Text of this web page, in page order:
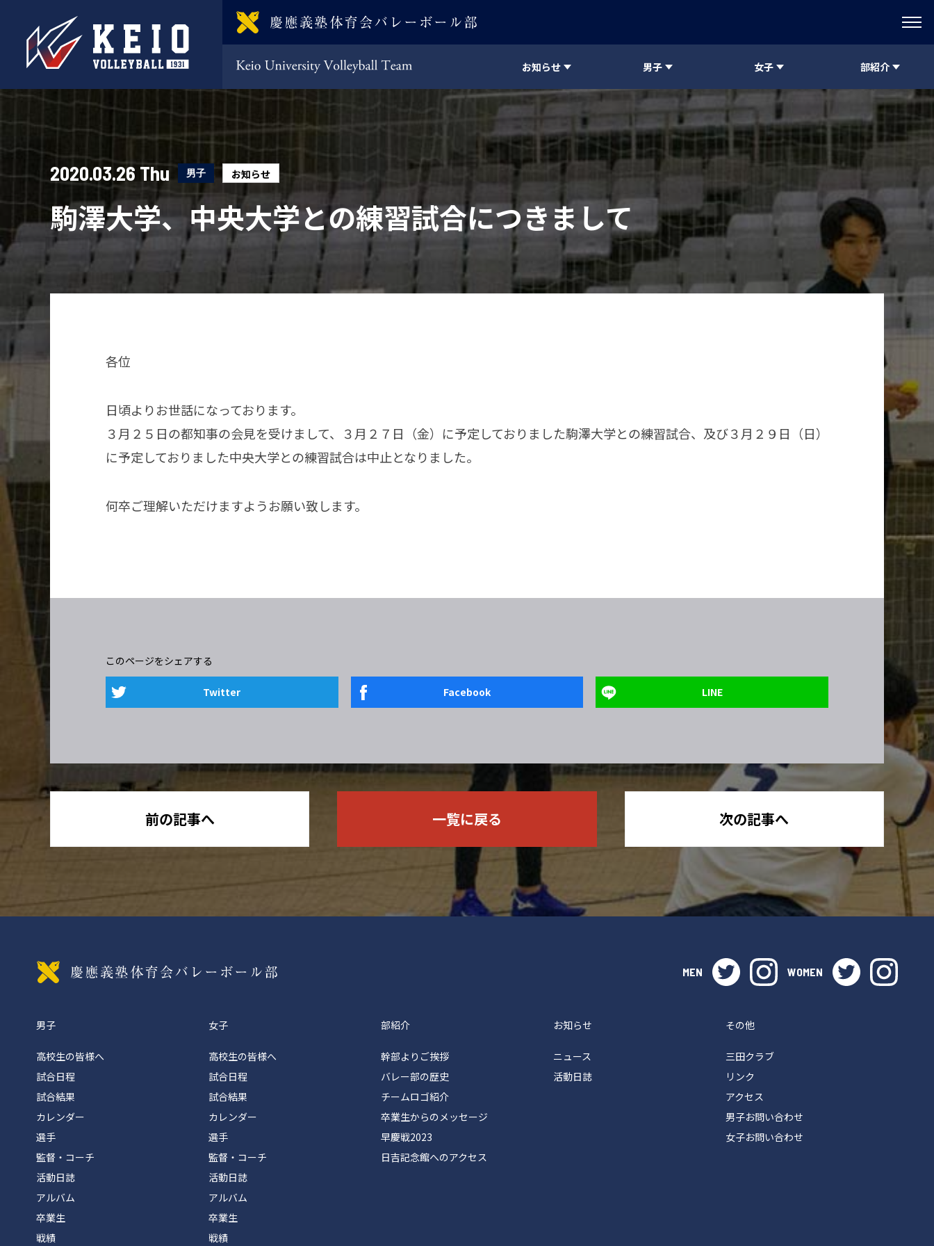
Keio University Volleyball Teamお知らせ 男子 女子 部紹介
2020.03.26 Thu 男子 お知らせ
駒澤大学、中央大学との練習試合につきまして
各位
日頃よりお世話になっております。
３月２５日の都知事の会見を受けまして、３月２７日（金）に予定しておりました駒澤大学との練習試合、及び３月２９日（日）
に予定しておりました中央大学との練習試合は中止となりました。
何卒ご理解いただけますようお願い致します。
このページをシェアする
Twitter Facebook LINE
前の記事へ 一覧に戻る 次の記事へ
MEN twitter instagram
WOMEN twitter
男子
高校生の皆様へ
試合日程
試合結果
カレンダー
選手
監督・コーチ
活動日誌
アルバム
卒業生
戦績
女子
高校生の皆様へ
試合日程
試合結果
カレンダー
選手
監督・コーチ
活動日誌
アルバム
卒業生
戦績
部紹介
幹部よりご挨拶
バレー部の歴史
チームロゴ紹介
卒業生からのメッセージ
早慶戦2023
日吉記念館へのアクセス
お知らせ
ニュース
活動日誌
その他
三田クラブ
リンク
アクセス
男子お問い合わせ
女子お問い合わせ